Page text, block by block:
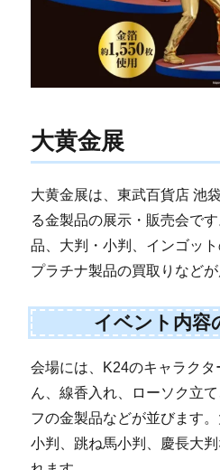
大黄金展
大黄金展は、東武百貨店 池
る金製品の展示・販売会で
品、大判・小判、インゴッ
プラチナ製品の買取りなどが
イベント内容
会場には、K24のキャラクタ
ん、線香入れ、ローソク立
フの金製品などが並びます
小判、跳ね馬小判、慶長大